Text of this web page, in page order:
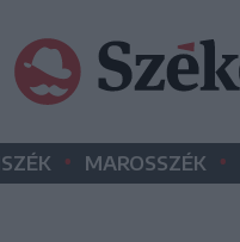
• MAROSSZÉK •